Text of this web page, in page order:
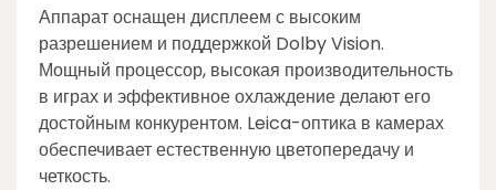
Аппарат оснащен дисплеем с высоким
разрешением и поддержкой Dolby Vision.
Мощный процессор, высокая производительность
в играх и эффективное охлаждение делают его
достойным конкурентом. Leica-оптика в камерах
обеспечивает естественную цветопередачу и
четкость.